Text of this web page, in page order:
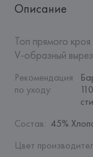
Описание
Топ прямого
V-образный
Рекомендация
по уходу:
Состав: 45%
Цвет